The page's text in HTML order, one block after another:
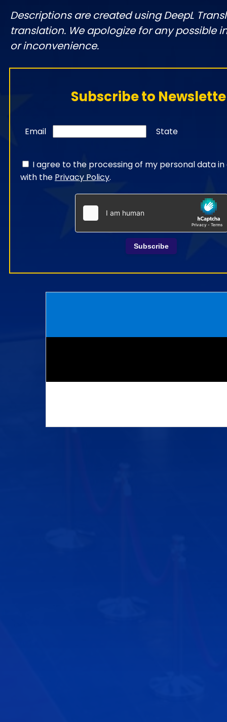
Descriptions are created using DeepL
translation. We apologize for any possible
or inconvenience.
Subscribe to
Email State
I agree to the processing of my personal data
with the Privacy Policy.
Subscribe